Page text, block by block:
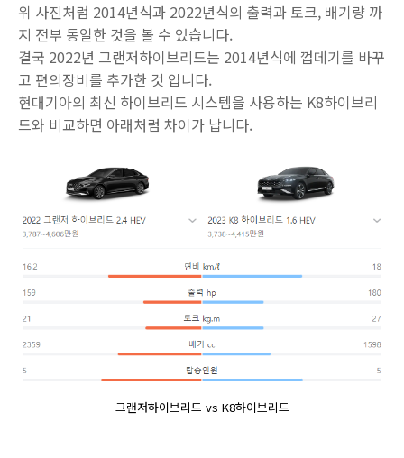
위 사진처럼 2014년식과 2022년식의 출력과 토크, 배기량 까
지 전부 동일한 것을 볼 수 있습니다.
결국 2022년 그랜저하이브리드는 2014년식에 껍데기를 바꾸
고 편의장비를 추가한 것 입니다.
현대기아의 최신 하이브리드 시스템을 사용하는 K8하이브리
드와 비교하면 아래처럼 차이가 납니다.
그랜저하이브리드 vs K8하이브리드